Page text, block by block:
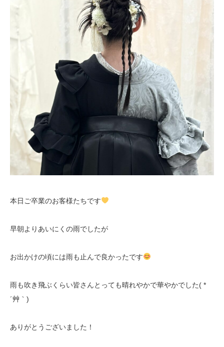
本日ご卒業のお客様たちです
早朝よりあいにくの雨でしたが
お出かけの頃には雨も止んで良かったです
雨も吹き飛ぶくらい皆さんとっても晴れやかで華やかでした( *
´艸｀)
ありがとうございました！